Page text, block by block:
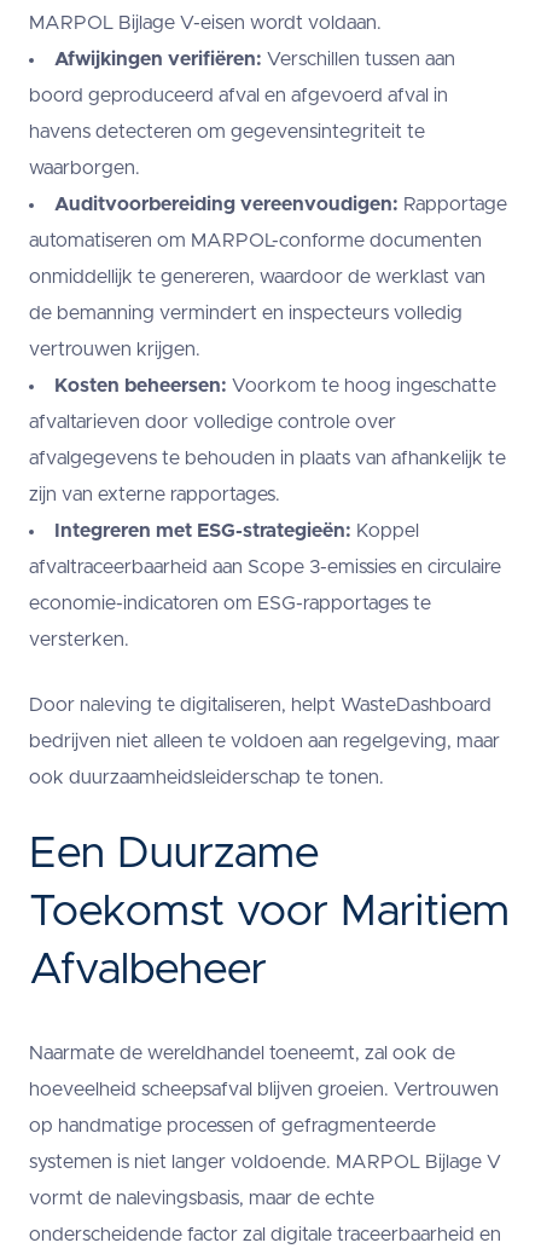
MARPOL Bijlage V-eisen wordt voldaan.
Afwijkingen verifiëren: Verschillen tussen aan
boord geproduceerd afval en afgevoerd afval in
havens detecteren om gegevensintegriteit te
waarborgen.
Auditvoorbereiding vereenvoudigen: Rapportage
automatiseren om MARPOL-conforme documenten
onmiddellijk te genereren, waardoor de werklast van
de bemanning vermindert en inspecteurs volledig
vertrouwen krijgen.
Kosten beheersen: Voorkom te hoog ingeschatte
afvaltarieven door volledige controle over
afvalgegevens te behouden in plaats van afhankelijk te
zijn van externe rapportages.
Integreren met ESG-strategieën: Koppel
afvaltraceerbaarheid aan Scope 3-emissies en circulaire
economie-indicatoren om ESG-rapportages te
versterken.
Door naleving te digitaliseren, helpt WasteDashboard
bedrijven niet alleen te voldoen aan regelgeving, maar
ook duurzaamheidsleiderschap te tonen.
Een Duurzame
Toekomst voor Maritiem
Afvalbeheer
Naarmate de wereldhandel toeneemt, zal ook de
hoeveelheid scheepsafval blijven groeien. Vertrouwen
op handmatige processen of gefragmenteerde
systemen is niet langer voldoende. MARPOL Bijlage V
vormt de nalevingsbasis, maar de echte
onderscheidende factor zal digitale traceerbaarheid en